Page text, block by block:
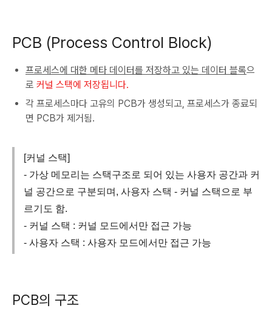
PCB (Process Control Block)
프로세스에 대한 메타 데이터를 저장하고 있는 데이터 블록으
로 커널 스택에 저장됩니다.
각 프로세스마다 고유의 PCB가 생성되고, 프로세스가 종료되
면 PCB가 제거됨.
[커널 스택]
- 가상 메모리는 스택구조로 되어 있는 사용자 공간과 커
널 공간으로 구분되며, 사용자 스택 - 커널 스택으로 부
르기도 함.
- 커널 스택 : 커널 모드에서만 접근 가능
- 사용자 스택 : 사용자 모드에서만 접근 가능
PCB의 구조